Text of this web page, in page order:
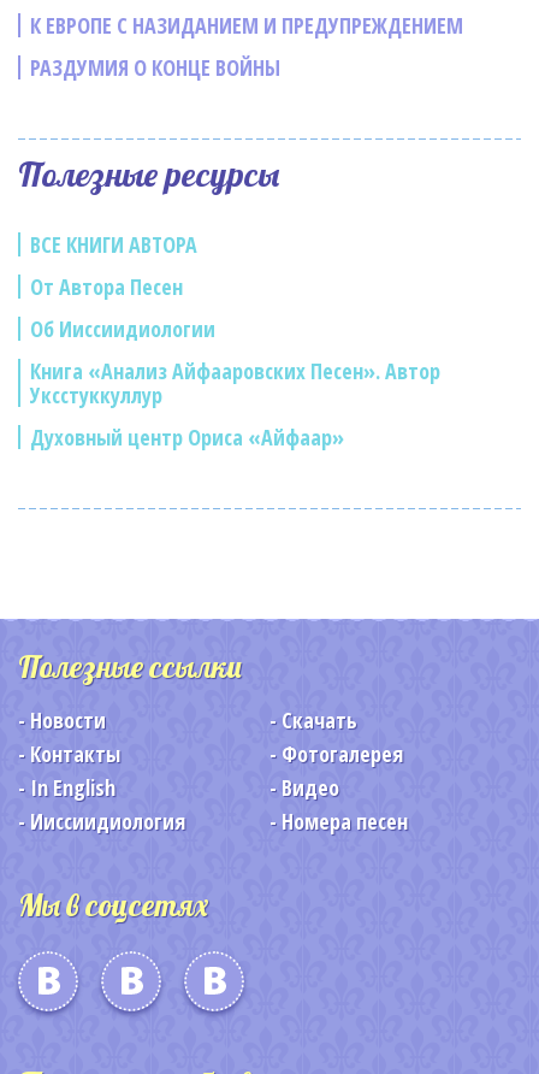
К ЕВРОПЕ С НАЗИДАНИЕМ И ПРЕДУПРЕЖДЕНИЕМ
РАЗДУМИЯ О КОНЦЕ ВОЙНЫ
Полезные ресурсы
ВСЕ КНИГИ АВТОРА
От Автора Песен
Об Ииссиидиологии
Книга «Анализ Айфааровских Песен». Автор
Уксстуккуллур
Духовный центр Ориса «Айфаар»
Полезные ссылки
Новости
Скачать
Контакты
Фотогалерея
In English
Видео
Ииссиидиология
Номера песен
Мы в соцсетях